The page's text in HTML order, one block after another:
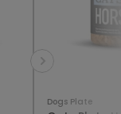
Dogs Plate